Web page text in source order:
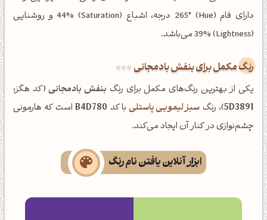
دارای فام (Hue) 265° درجه، اشباع (Saturation) 44% و روشنایی
(Lightness) 39% می‌باشد.
رنگ مکمل برای بنفش بادمجانی
یکی از بهترین رنگ‌های مکمل برای رنگ بنفش بادمجانی(کد هگز:
5D3891)، رنگ سبز لیمویی پاستلیبا کد B4D780است که هارمونی
چشم‌نوازی در کنار آن ایجاد می‌کند.
ابزار آنلاین یافتن نام رنگ